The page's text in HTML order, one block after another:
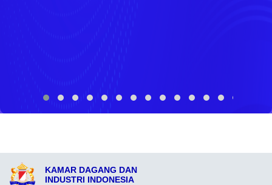
KAMAR DAGANG DAN
INDUSTRI INDONESIA